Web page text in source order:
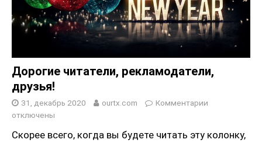
Дорогие читатели, рекламодатели,
друзья!
31, декабрь 2020 ourtx.com
Комментарии
отключены
Скорее всего, когда вы будете читать эту колонку,